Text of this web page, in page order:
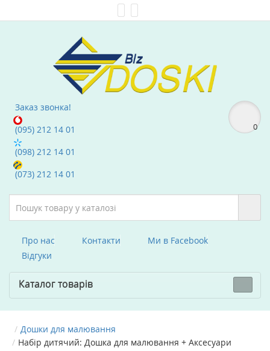
Заказ звонка!
(095) 212 14 01
(098) 212 14 01
(073) 212 14 01
0
Про нас Контакти
Ми в Facebook
Вiдгуки
Каталог товарів
Дошки для малювання
Набір дитячий: Дошка для малювання + Аксесуари